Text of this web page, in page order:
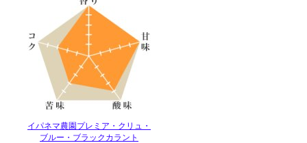
イパネマ農園プレミア・クリュ・
ブルー・ブラックカラント